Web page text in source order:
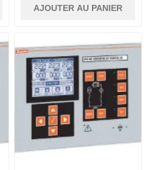
AJOUTER AU PANIER